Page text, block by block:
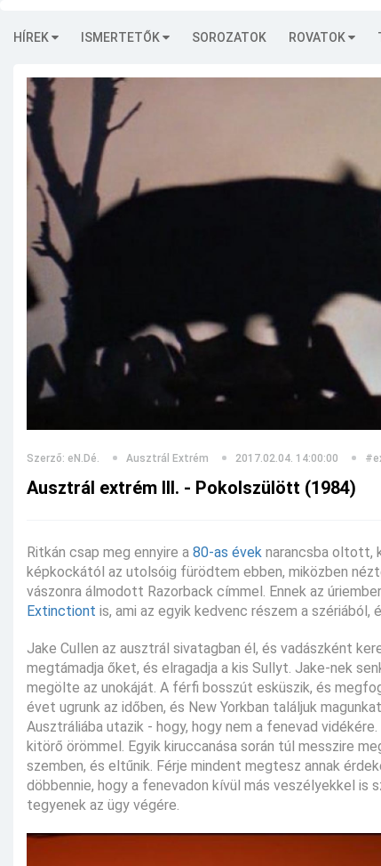
HÍREK ISMERTETŐK SOROZATOK ROVATOK
Szerző: eN.Dé. Ausztrál Extrém 2017.02.04. 14:00:00
Ausztrál extrém III. - Pokolszülött (1984)
Ritkán csap meg ennyire a 80-as évek narancsba oltott,
képkockától az utolsóig fürödtem ebben, miközben
vászonra álmodott Razorback címmel. Ennek az
Extinctiont is, ami az egyik kedvenc részem a
Jake Cullen az ausztrál sivatagban él, és vadászként
megtámadja őket, és elragadja a kis Sullyt. Jake-nek
megölte az unokáját. A férfi bosszút esküszik, és
évet ugrunk az időben, és New Yorkban találjuk
Ausztráliába utazik - hogy, hogy nem a fenevad
kitörő örömmel. Egyik kiruccanása során túl messzire
szemben, és eltűnik. Férje mindent megtesz annak
döbbennie, hogy a fenevadon kívül más veszélyekkel
tegyenek az ügy végére.